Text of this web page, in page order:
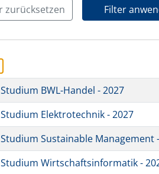
zurücksetzen Filter
BWL-Handel - 2027
Elektrotechnik - 2027
Sustainable Management
Wirtschaftsinformatik -